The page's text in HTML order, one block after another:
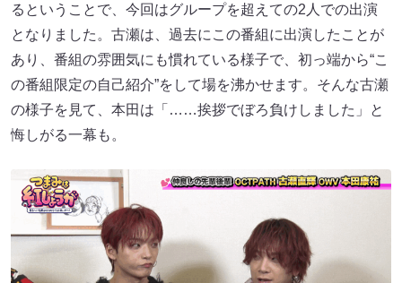
るということで、今回はグループを超えての2人での出演
となりました。古瀬は、過去にこの番組に出演したことが
あり、番組の雰囲気にも慣れている様子で、初っ端から“こ
の番組限定の自己紹介”をして場を沸かせます。そんな古瀬
の様子を見て、本田は「……挨拶でぼろ負けしました」と
悔しがる一幕も。